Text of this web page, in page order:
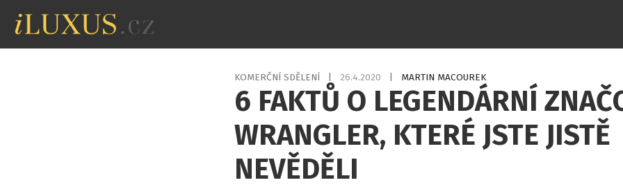
KOMERČNÍ SDĚLENÍ 26.4.2020 MARTIN MACOUREK
6 FAKTŮ O LEGENDÁRNÍ
WRANGLER, KTERÉ JSTE JISTĚ
NEVĚDĚLI